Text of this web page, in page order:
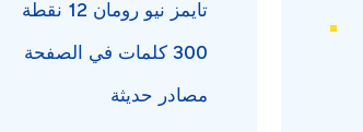
تايمز نيو رومان 12 نقطة
300 كلمات في الصفحة
مصادر حديثة